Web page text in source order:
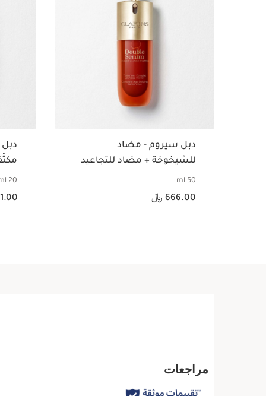
دبل سيروم - مضاد
للشيخوخة + مضاد للتجاعيد
50 ml
السعر الحالي هو 666.00 ﷼
666.00 ﷼
20 ml
السعر الحالي هو 381.00 ﷼